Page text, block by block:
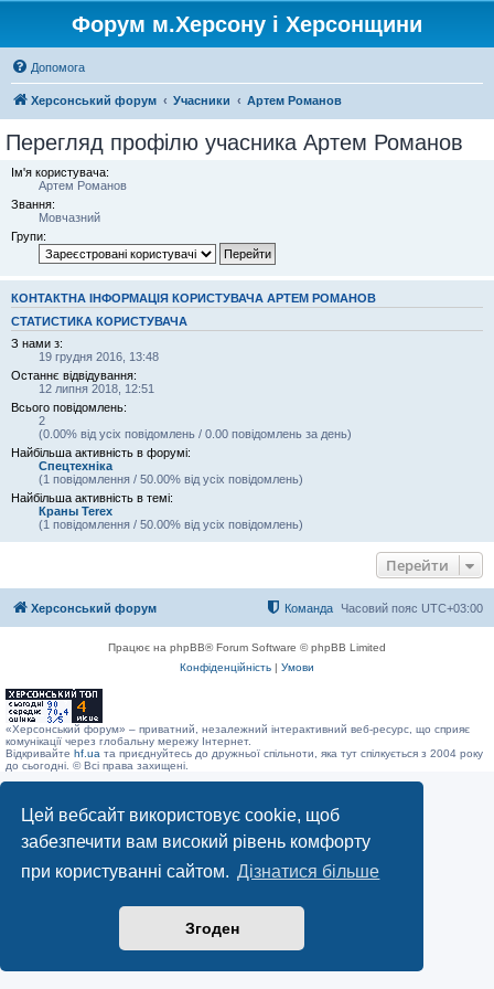
Цей вебсайт використовує cookie, щоб
забезпечити вам високий рівень комфорту
при користуванні сайтом. Дізнатися більше
Згоден
Форум м.Херсону і Херсонщини
Допомога
Херсонський форум Учасники Артем Романов
Перегляд профілю учасника Артем Романов
Ім'я користувача:
Артем Романов
Звання:
Мовчазний
Групи:
КОНТАКТНА ІНФОРМАЦІЯ КОРИСТУВАЧА АРТЕМ РОМАНОВ
СТАТИСТИКА КОРИСТУВАЧА
З нами з:
19 грудня 2016, 13:48
Останнє відвідування:
12 липня 2018, 12:51
Всього повідомлень:
2
(0.00% від усіх повідомлень / 0.00 повідомлень за день)
Найбільша активність в форумі:
Спецтехніка
(1 повідомлення / 50.00% від усіх повідомлень)
Найбільша активність в темі:
Краны Terex
(1 повідомлення / 50.00% від усіх повідомлень)
Перейти
Херсонський форум Часовий пояс UTC+03:00
Команда
Працює на phpBB® Forum Software © phpBB Limited
Конфіденційність | Умови
«Херсонський форум» – приватний, незалежний інтерактивний веб-ресурс, що сприяє
комунікації через глобальну мережу Інтернет.
Відкривайте hf.ua та приєднуйтесь до дружньої спільноти, яка тут спілкується з 2004 року
до сьогодні. © Всі права захищені.